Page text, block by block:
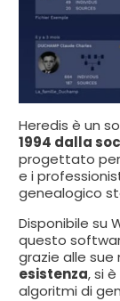
Heredis è un
1994 dalla
progettato
e i
genealogico
Disponibile su
questo
grazie alle sue
esistenza, si
algoritmi di